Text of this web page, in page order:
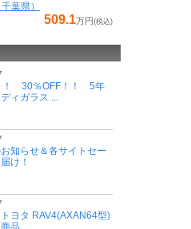
葉県）
509.1万円(税込)
！ 30％OFF！！ 5年
ィガラス ...
知らせ＆各サイトセー
け！
トヨタ RAV4(AXAN64型)
品 ...